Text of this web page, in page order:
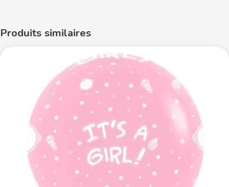
Produits similaires